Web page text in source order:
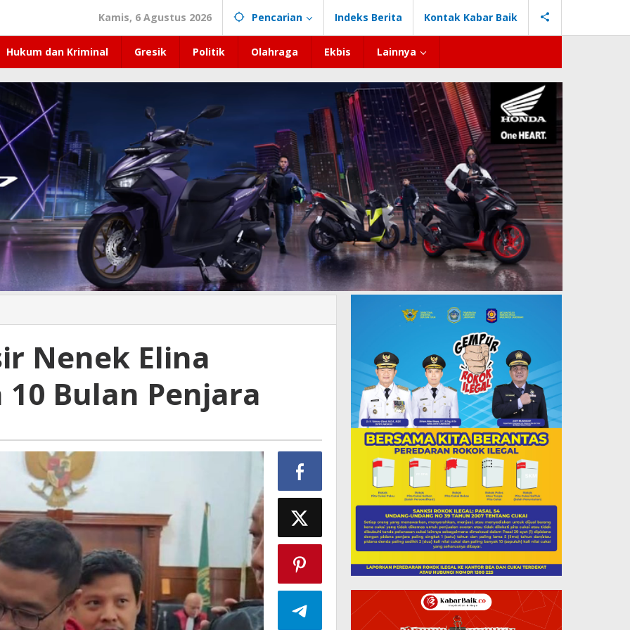
Kamis, 6 Agustus 2026 Pencarian Indeks Berita Kontak Kabar Baik
Hukum dan Kriminal Gresik Politik Olahraga Ekbis Lainnya
Nenek Elina
Bulan Penjara